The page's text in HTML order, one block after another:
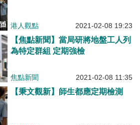
港人觀點 2021-02-08 19:23
【焦點新聞】當局研將地盤工人列
為特定群組 定期強檢
焦點新聞 2021-02-08 11:35
【秉文觀新】師生都應定期檢測